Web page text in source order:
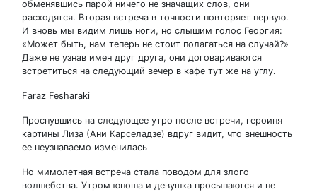
обменявшись парой ничего не значащих слов, они
расходятся. Вторая встреча в точности повторяет первую.
И вновь мы видим лишь ноги, но слышим голос Георгия:
«Может быть, нам теперь не стоит полагаться на случай?»
Даже не узнав имен друг друга, они договариваются
встретиться на следующий вечер в кафе тут же на углу.
Faraz Fesharaki
Проснувшись на следующее утро после встречи, героиня
картины Лиза (Ани Карселадзе) вдруг видит, что внешность
ее неузнаваемо изменилась
Но мимолетная встреча стала поводом для злого
волшебства. Утром юноша и девушка просыпаются и не